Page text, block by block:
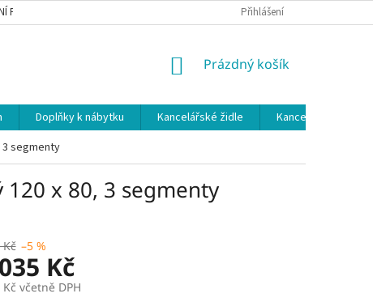
PODMÍNKY Přihlášení
NÁKUPNÍ
Prázdný košík
Doplňky k nábytku Kancelářské židle
Kancelářské
3 segmenty
x 80, 3 segmenty
–5 %
Kč
včetně DPH